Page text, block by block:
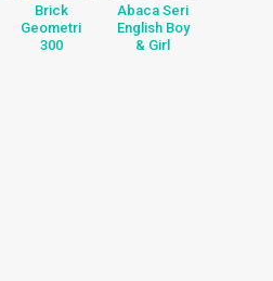
Brick
Geometri
300
Abaca Seri
English Boy
& Girl